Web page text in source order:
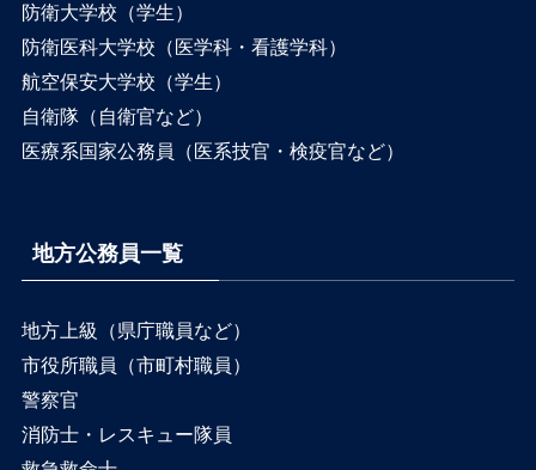
防衛大学校（学生）
防衛医科大学校（医学科・看護学科）
航空保安大学校（学生）
自衛隊（自衛官など）
医療系国家公務員（医系技官・検疫官など）
地方公務員一覧
地方上級（県庁職員など）
市役所職員（市町村職員）
警察官
消防士・レスキュー隊員